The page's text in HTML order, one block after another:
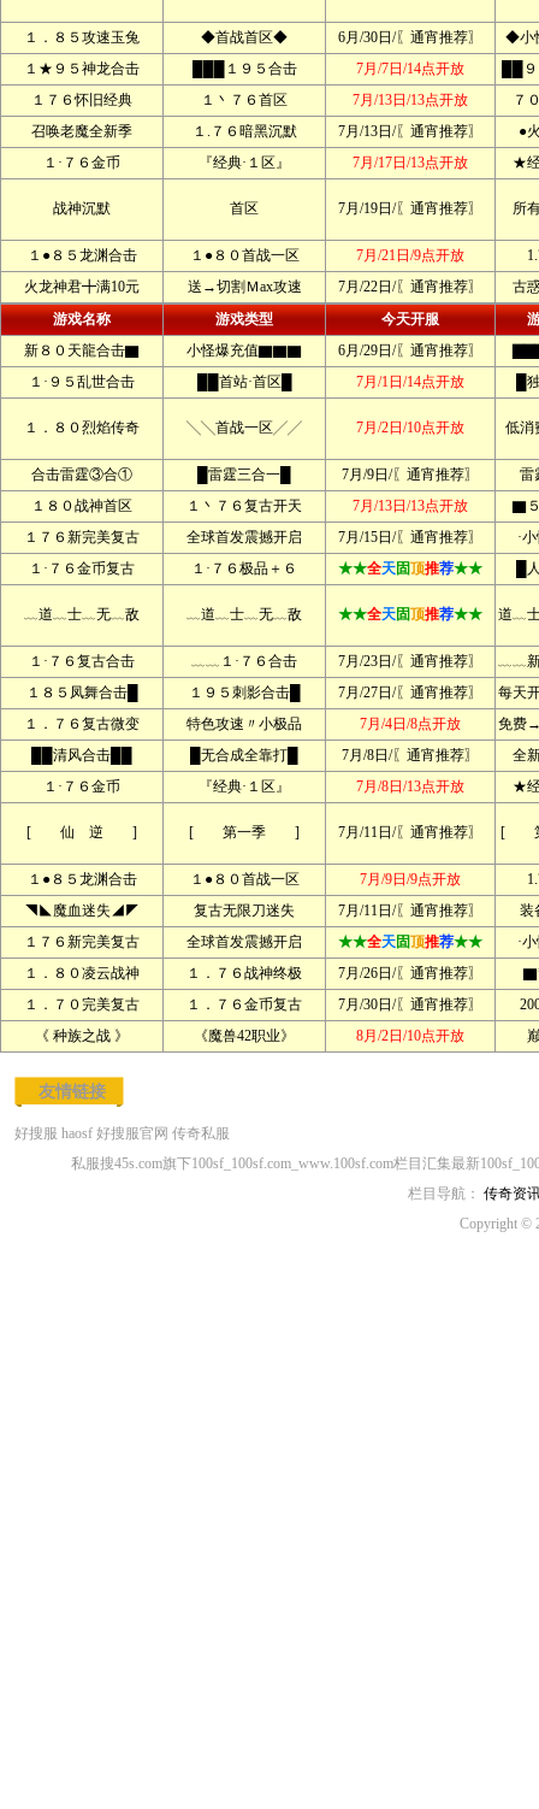
１．８５攻速玉兔 ◆首战首区◆ 6月/30日/〖通宵推荐〗
◆小
１★９５神龙合击
███１９５合击 7月/7日/14点开放
██
１７６怀旧经典
１丶７６首区 7月/13日/13点开放
７
召唤老魔全新季
１.７６暗黑沉默 7月/13日/〖通宵推荐〗
●
１·７６金币
『经典·１区』 7月/17日/13点开放 ★
战神沉默 首区 7月/19日/〖通宵推荐〗 所
１●８５龙渊合击 １●８０首战一区 7月/21日/9点开放
火龙神君╋满10元
送→切割Ｍax攻速 7月/22日/〖通宵推荐〗
古
游戏名称
游戏类型 今天开服
新８０天龍合击▇
小怪爆充值▇▇▇ 6月/29日/〖通宵推荐〗
１·９５乱世合击
██首站·首区█ 7月/1日/14点开放 █
１．８０烈焰传奇 ╲╲首战一区╱╱ 7月/2日/10点开放 低
合击雷霆③合① █雷霆三合一█ 7月/9日/〖通宵推荐〗
雷
１８０战神首区
１丶７６复古开天 7月/13日/13点开放
▇
１７６新完美复古
全球首发震撼开启 7月/15日/〖通宵推荐〗
·
１·７６金币复古
１·７６极品＋６ ★★全天固顶推荐★★ █
﹏道﹏士﹏无﹏敌 ﹏道﹏士﹏无﹏敌 ★★全天固顶推荐★★ 道﹏
１·７６复古合击 ﹏﹏１·７６合击 7月/23日/〖通宵推荐〗
﹏﹏
１８５凤舞合击█
１９５刺影合击█ 7月/27日/〖通宵推荐〗
每天
１．７６复古微变
特色攻速〃小极品 7月/4日/8点开放
免费
██清风合击██
█无合成全靠打█ 7月/8日/〖通宵推荐〗
全
１·７６金币
『经典·１区』 7月/8日/13点开放 ★
[ 仙 逆 ] [ 第一季 ] 7月/11日/〖通宵推荐〗 [
１●８５龙渊合击 １●８０首战一区 7月/9日/9点开放
◥◣魔血迷失◢◤
复古无限刀迷失 7月/11日/〖通宵推荐〗
装
１７６新完美复古
全球首发震撼开启 ★★全天固顶推荐★★
·
１．８０凌云战神
１．７６战神终极 7月/26日/〖通宵推荐〗
１．７０完美复古
１．７６金币复古 7月/30日/〖通宵推荐〗
《 种族之战 》
《魔兽42职业》 8月/2日/10点开放
友情链接
好搜服 haosf 好搜服官网 传奇私服
私服搜45s.com旗下100sf_100sf.com_www.100sf.com栏目汇集最新
栏目导航： 传奇资
Copyright ©